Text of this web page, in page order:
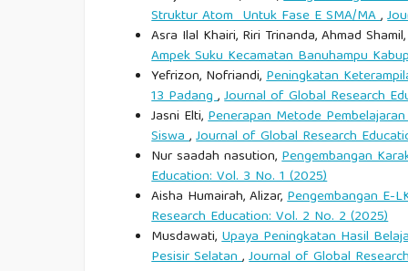
Tiwow, R. et al. (2022). Faktor-Faktor yang
Sekolah Menengah Atas. Jurnal Pendidikan
Wiseman, R., & Suarsani, N. (2020). Kesulitan
Pendidikan Dan Pembelajaran, 8(1), 45–50.
Zagoto, P. (2022). Peran Guru dalam
7(3), 77–85.
Struktur Atom Untuk Fase E SMA/MA,
Asra Ilal Khairi, Riri Trinanda, Ahmad
Ampek Suku Kecamatan Banuhampu
Yefrizon, Nofriandi,Peningkatan
13 Padang,Journal of Global Research
Jasni Elti,Penerapan Metode
Siswa,Journal of Global Research
Nur saadah nasution,Pengembangan
Education: Vol. 3 No. 1 (2025)
Aisha Humairah, Alizar,Pengembangan E-
Research Education: Vol. 2 No. 2 (2025)
Musdawati,Upaya Peningkatan Hasil
Pesisir Selatan,Journal of Global